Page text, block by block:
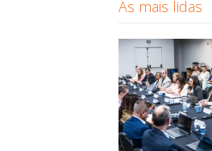
As mais lidas